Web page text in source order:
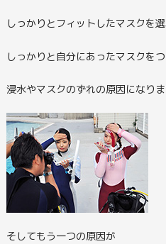
しっかりとフィットしたマスクを
しっかりと自分にあったマスクを
浸水やマスクのずれの原因になりま
そしてもう一つの原因が